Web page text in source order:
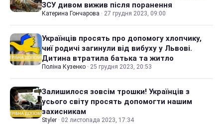
ЗСУ дивом вижив після поранення
Катерина Гончарова · 27 грудня 2023, 09:00
Українців просять про допомогу хлопчику,
чиї родичі загинули від вибуху у Львові.
Дитина втратила батька та житло
Поліна Кузенко · 25 грудня 2023, 20:53
Залишилося зовсім трошки! Українців з
усього світу просять допомогти нашим
захисникам
Styler · 02 листопада 2023, 17:34